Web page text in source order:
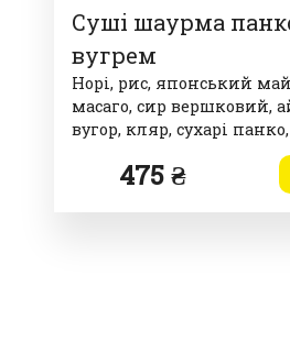
Суші шаурма
вугрем
Норі, рис, японський
масаго, сир вершковий,
вугор, кляр, сухарі
475 ₴